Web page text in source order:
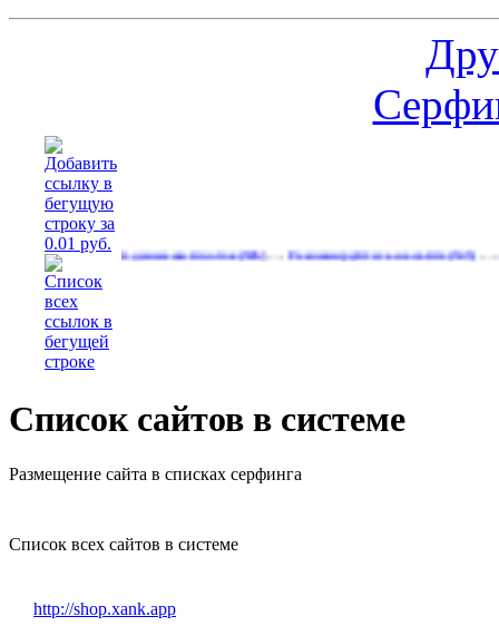
Реальный денежный поток(596)…Рекламируйтесь на сайте(535)…
Список сайтов в системе
Размещение сайта в списках серфинга
Список всех сайтов в системе
http://shop.xank.app